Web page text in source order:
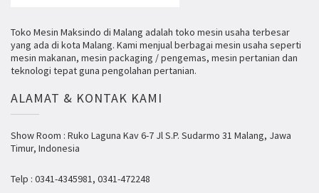
Toko Mesin Maksindo di Malang adalah toko mesin usaha terbesar
yang ada di kota Malang. Kami menjual berbagai mesin usaha seperti
mesin makanan, mesin packaging / pengemas, mesin pertanian dan
teknologi tepat guna pengolahan pertanian.
ALAMAT & KONTAK KAMI
Show Room : Ruko Laguna Kav 6-7 Jl S.P. Sudarmo 31 Malang, Jawa
Timur, Indonesia
Telp : 0341-4345981, 0341-472248